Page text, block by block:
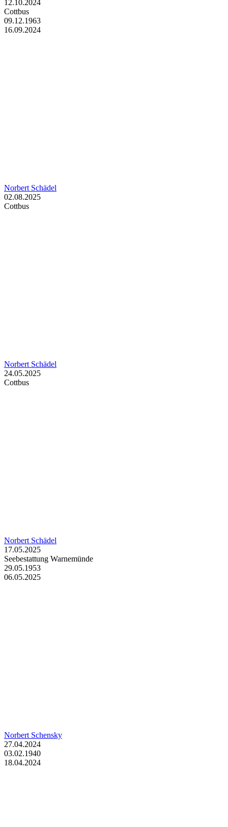
12.10.2024
Cottbus
09.12.1963
16.09.2024
Norbert Schädel
02.08.2025
Cottbus
Norbert Schädel
24.05.2025
Cottbus
Norbert Schädel
17.05.2025
Seebestattung Warnemünde
29.05.1953
06.05.2025
Norbert Schensky
27.04.2024
03.02.1940
18.04.2024